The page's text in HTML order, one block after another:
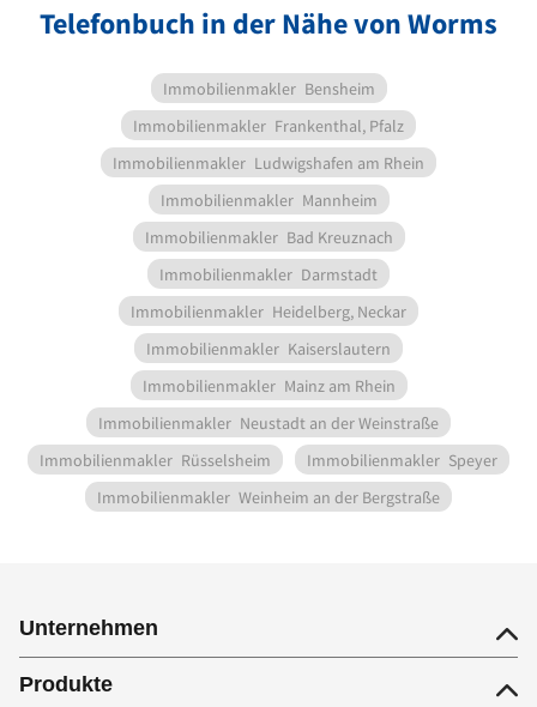
Telefonbuch in der Nähe von Worms
Immobilienmakler Bensheim
Immobilienmakler Frankenthal, Pfalz
Immobilienmakler Ludwigshafen am Rhein
Immobilienmakler Mannheim
Immobilienmakler Bad Kreuznach
Immobilienmakler Darmstadt
Immobilienmakler Heidelberg, Neckar
Immobilienmakler Kaiserslautern
Immobilienmakler Mainz am Rhein
Immobilienmakler Neustadt an der Weinstraße
Immobilienmakler Rüsselsheim Immobilienmakler Speyer
Immobilienmakler Weinheim an der Bergstraße
Unternehmen
Produkte